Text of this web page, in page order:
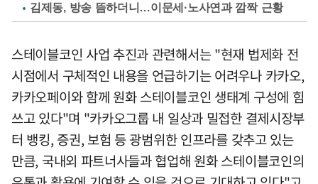
김제동, 방송 뜸하더니…이문세·노사연과 깜짝 근황
스테이블코인 사업 추진과 관련해서는 "현재 법제화 전
시점에서 구체적인 내용을 언급하기는 어려우나 카카오,
카카오페이와 함께 원화 스테이블코인 생태계 구성에 힘
쓰고 있다"며 "카카오그룹 내 일상과 밀접한 결제시장부
터 뱅킹, 증권, 보험 등 광범위한 인프라를 갖추고 있는
만큼, 국내외 파트너사들과 협업해 원화 스테이블코인의